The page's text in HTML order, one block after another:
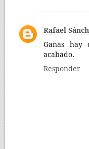
Rafael
Ganas hay
acabado.
Responder